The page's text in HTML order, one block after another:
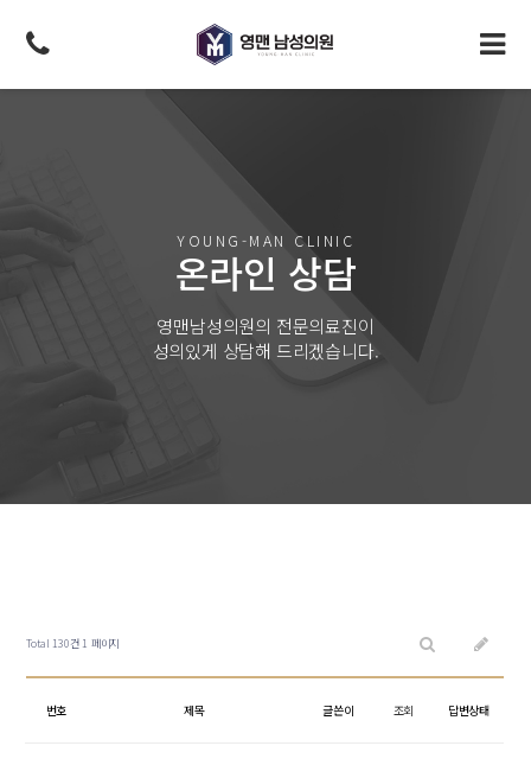
YOUNG-MAN CLINIC
온라인 상담
영맨남성의원의 전문의료진이
성의있게 상담해 드리겠습니다.
Total 130건1 페이지
번호 제목 글쓴이 조회 답변상태